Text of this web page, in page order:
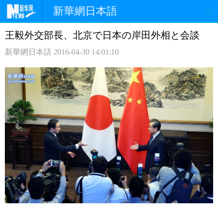
新華網日本語
ホームページ 政治 経済
観光 評論 写真
中日対訳
王毅外交部長、北京で日本の岸田外相と会談
新華網日本語 2016-04-30 14:01:10